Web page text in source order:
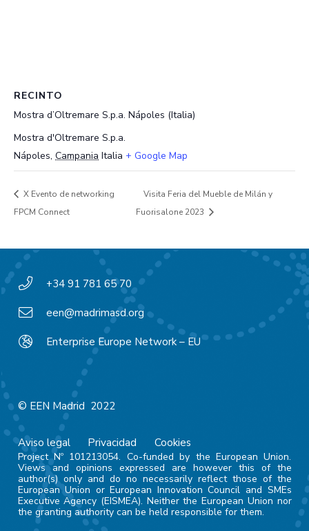
RECINTO
Mostra d’Oltremare S.p.a. Nápoles (Italia)
Mostra d'Oltremare S.p.a.
Nápoles, Campania Italia + Google Map
X Evento de networking
FPCM Connect
Visita Feria del Mueble de Milán y
Fuorisalone 2023
+34 91 781 65 70
een@madrimasd.org
Enterprise Europe Network – EU
© EEN Madrid 2022
Aviso legal Privacidad Cookies
Project Nº 101213054. Co-funded by the European Union.
Views and opinions expressed are however this of the
author(s) only and do no necessarily reflect those of the
European Union or European Innovation Council and SMEs
Executive Agency (EISMEA). Neither the European Union nor
the granting authority can be held responsible for them.